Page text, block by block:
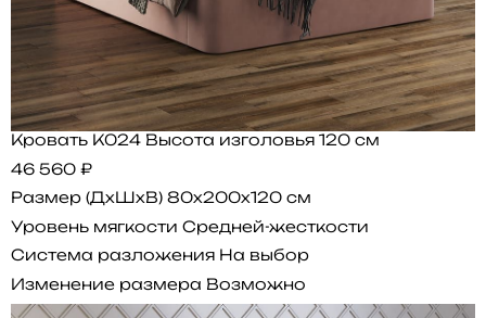
Кровать K024 Высота изголовья 120 см
46 560 ₽
Размер (ДхШхВ) 80x200x120 см
Уровень мягкости Средней-жесткости
Система разложения На выбор
Изменение размера Возможно